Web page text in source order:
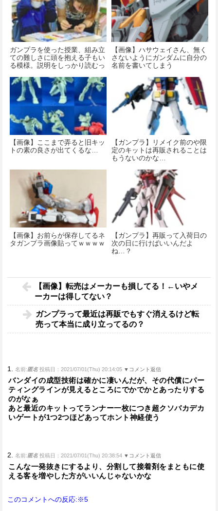
ガンプラを使った授業、組み立
ての難しさに頭を抱える子もい
る模様。説明をしっかり読むっ
【画像】ハサウェイさん、無く
さないようにガンダムに自分の
名前を書いてしまう
【画像】ここまで弄ると旧キッ
トの素の良さが出てくるな…
【ガンプラ】リメイク前のや限
定のキットは再販されることは
もうないのかな…
【画像】お前らが保存してるネ
タガンプラ画像貼ってｗｗｗｗ
【ガンプラ】再販って入荷日の
次の日に行けばいいんだよ
ね…？
【画像】転売はメーカーも損してる！←いやメ
ーカーは得してない？
ガンプラって最近は再販でもすぐ消えるけど転
売って本当に成り立ってるの？
1. 名前:匿名 投稿日：2021/07/01(Thu) 20:14:05 ▼コメント返信
バンダイの成型技術は確かに凄いんだが、その代償にパー
ティングラインが見えるところにでかでかとあったりする
のがなぁ
あと最近のキットってランナー一枚につき超クソバカデカ
いゲートが1つ2つほどあってホント神経使う
2. 名前:匿名 投稿日：2021/07/01(Thu) 20:38:54 ▼コメント返信
こんな一発抜きにするより、分割して接着剤をまともに使
える客を増やした方がいいんじゃないかな
このコメントへの反応:※5